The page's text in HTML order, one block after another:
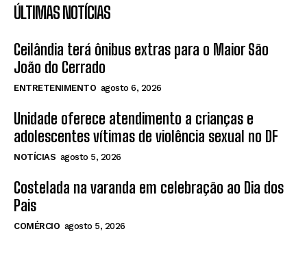
ÚLTIMAS NOTÍCIAS
Ceilândia terá ônibus extras para o Maior São
João do Cerrado
ENTRETENIMENTO agosto 6, 2026
Unidade oferece atendimento a crianças e
adolescentes vítimas de violência sexual no DF
NOTÍCIAS agosto 5, 2026
Costelada na varanda em celebração ao Dia dos
Pais
COMÉRCIO agosto 5, 2026